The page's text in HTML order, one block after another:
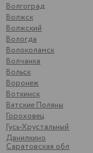
Волгоград
Волжск
Волжский
Вологда
Волоколамск
Волчанка
Вольск
Воронеж
Воткинск
Вятские Поляны
Гороховец
Гусь-Хрустальный
Данилкино
Саратовская обл